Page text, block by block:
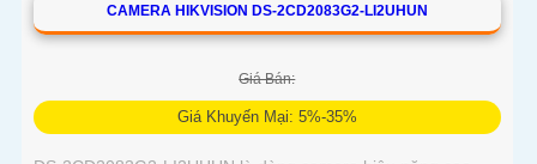
CAMERA HIKVISION DS-2CD2083G2-LI2UHUN
Giá Bán:
Giá Khuyến Mại: 5%-35%